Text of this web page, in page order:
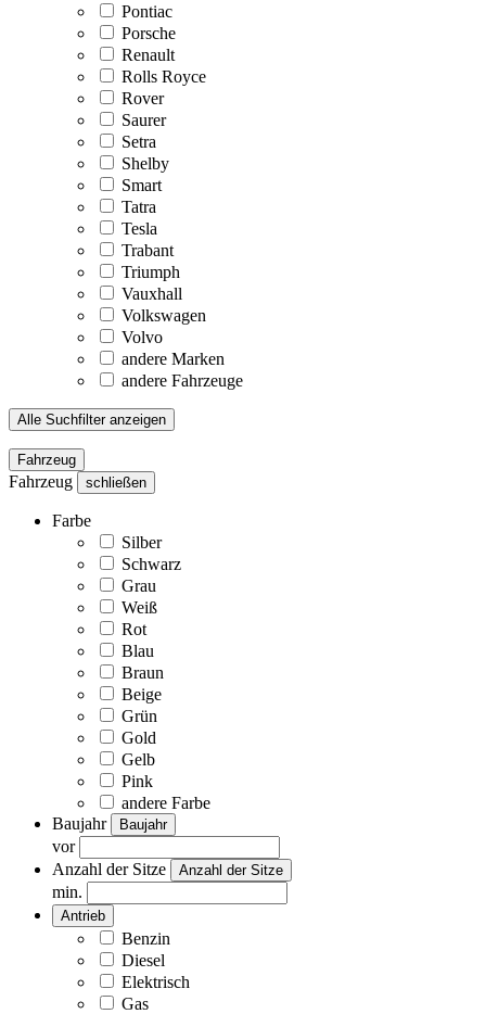
Pontiac
Porsche
Renault
Rolls Royce
Rover
Saurer
Setra
Shelby
Smart
Tatra
Tesla
Trabant
Triumph
Vauxhall
Volkswagen
Volvo
andere Marken
andere Fahrzeuge
Alle Suchfilter anzeigen
Fahrzeug
Fahrzeug schließen
Farbe
Silber
Schwarz
Grau
Weiß
Rot
Blau
Braun
Beige
Grün
Gold
Gelb
Pink
andere Farbe
Baujahr
Baujahr
vor
Anzahl der Sitze
Anzahl der Sitze
min.
Antrieb
Benzin
Diesel
Elektrisch
Gas